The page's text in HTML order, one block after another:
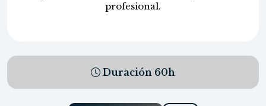
profesional.
Duración 60h